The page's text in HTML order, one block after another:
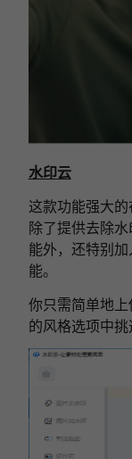
水印云
这款功能强大的
除了提供去除
能外，还特别
能。
你只需简单地
的风格选项中挑